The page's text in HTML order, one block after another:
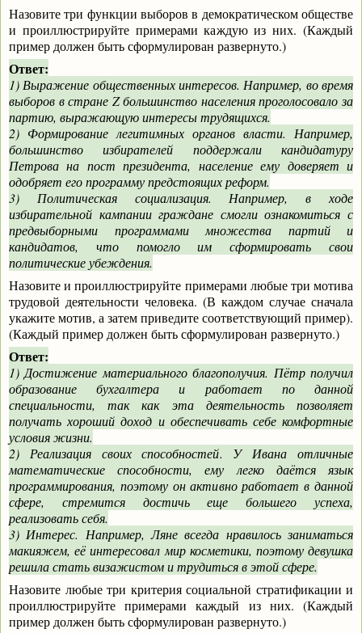
Назовите три функции выборов в демократическом обществе
и проиллюстрируйте примерами каждую из них. (Каждый
пример должен быть сформулирован развернуто.)
Ответ:
1) Выражение общественных интересов. Например, во время
выборов в стране Z большинство населения проголосовало за
партию, выражающую интересы трудящихся.
2) Формирование легитимных органов власти. Например,
большинство избирателей поддержали кандидатуру
Петрова на пост президента, население ему доверяет и
одобряет его программу предстоящих реформ.
3) Политическая социализация. Например, в ходе
избирательной кампании граждане смогли ознакомиться с
предвыборными программами множества партий и
кандидатов, что помогло им сформировать свои
политические убеждения.
Назовите и проиллюстрируйте примерами любые три мотива
трудовой деятельности человека. (В каждом случае сначала
укажите мотив, а затем приведите соответствующий пример).
(Каждый пример должен быть сформулирован развернуто.)
Ответ:
1) Достижение материального благополучия. Пётр получил
образование бухгалтера и работает по данной
специальности, так как эта деятельность позволяет
получать хороший доход и обеспечивать себе комфортные
условия жизни.
2) Реализация своих способностей. У Ивана отличные
математические способности, ему легко даётся язык
программирования, поэтому он активно работает в данной
сфере, стремится достичь еще большего успеха,
реализовать себя.
3) Интерес. Например, Ляне всегда нравилось заниматься
макияжем, её интересовал мир косметики, поэтому девушка
решила стать визажистом и трудиться в этой сфере.
Назовите любые три критерия социальной стратификации и
проиллюстрируйте примерами каждый из них. (Каждый
пример должен быть сформулирован развернуто.)